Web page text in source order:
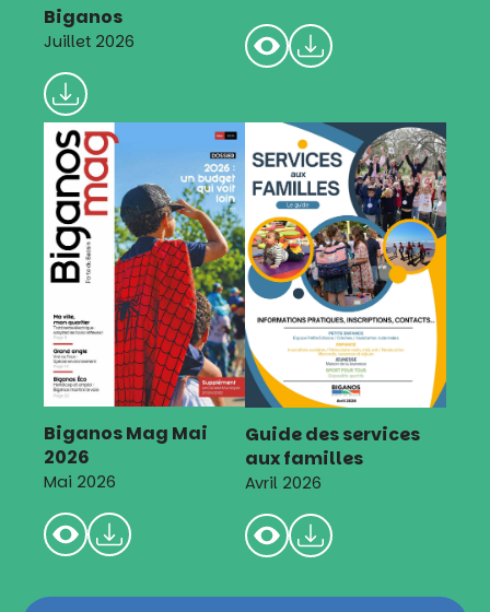
Biganos
Juillet 2026
Biganos Mag Mai
2026
Mai 2026
Guide des services
aux familles
Avril 2026